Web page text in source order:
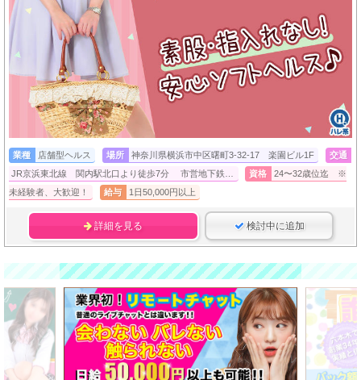
業種 店舗型ヘルス 場所 神奈川県横浜市中区曙町3-32-17 楽園ビル1F
交通
JR京浜東北線 関内駅北口より徒歩7分 市営地下鉄…
資格
24〜32歳位迄 ※
未経験者、大歓迎！
給与 1日50,000円以上
詳細を見る 検討中に追加